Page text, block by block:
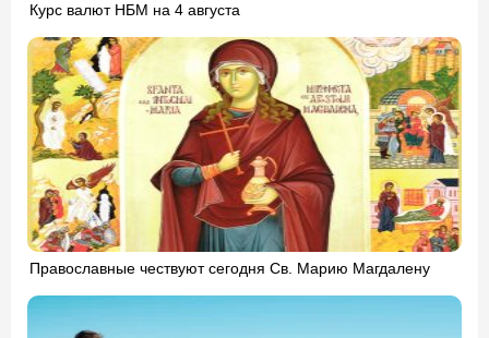
Курс валют НБМ на 4 августа
Православные чествуют сегодня Св. Марию Магдалену